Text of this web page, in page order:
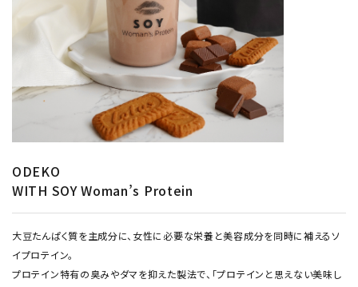
ODEKO
WITH SOY Woman’s Protein
大豆たんぱく質を主成分に、女性に必要な栄養と美容成分を同時に補えるソ
イプロテイン。
プロテイン特有の臭みやダマを抑えた製法で、「プロテインと思えない美味し